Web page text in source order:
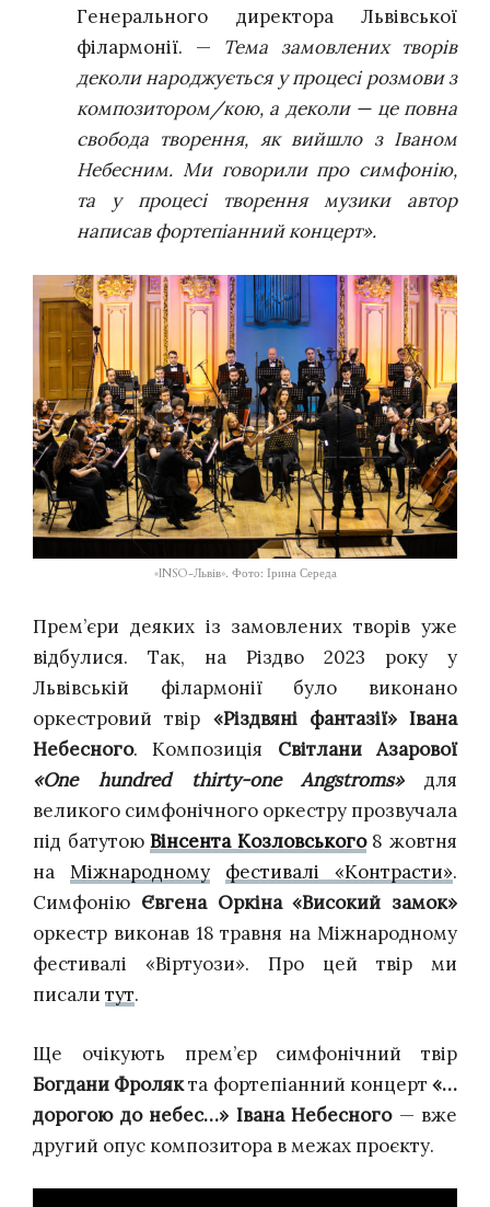
Генерального директора Львівської
філармонії. — Тема замовлених творів
деколи народжується у процесі розмови з
композитором/кою, а деколи — це повна
свобода творення, як вийшло з Іваном
Небесним. Ми говорили про симфонію,
та у процесі творення музики автор
написав фортепіанний концерт».
«INSO-Львів». Фото: Ірина Середа
Прем’єри деяких із замовлених творів уже
відбулися. Так, на Різдво 2023 року у
Львівській філармонії було виконано
оркестровий твір «Різдвяні фантазії» Івана
Небесного. Композиція Світлани Азарової
«One hundred thirty-one Angstroms»для
великого симфонічного оркестру прозвучала
під батутоюВінсента Козловського8 жовтня
на Міжнародному фестивалі «Контрасти».
Симфонію Євгена Оркіна «Високий замок»
оркестр виконав 18 травня на Міжнародному
фестивалі «Віртуози». Про цей твір ми
писали тут.
Ще очікують прем’єр симфонічний твір
Богдани Фролякта фортепіанний концерт«…
дорогою до небес…» Івана Небесного— вже
другий опус композитора в межах проєкту.